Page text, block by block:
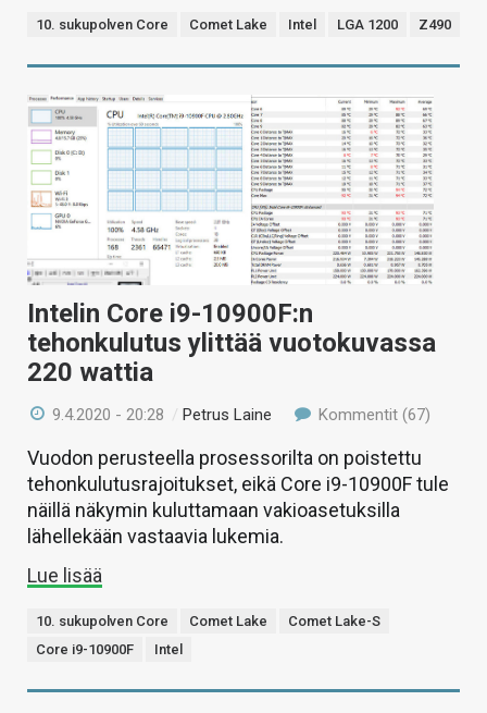
10. sukupolven Core Comet Lake Intel LGA 1200 Z490
Intelin Core i9-10900F:n
tehonkulutus ylittää vuotokuvassa
220 wattia
9.4.2020 - 20:28 /Petrus Laine Kommentit (67)
Vuodon perusteella prosessorilta on poistettu
tehonkulutusrajoitukset, eikä Core i9-10900F tule
näillä näkymin kuluttamaan vakioasetuksilla
lähellekään vastaavia lukemia.
Lue lisää
10. sukupolven Core Comet Lake
Comet Lake-S
Core i9-10900F
Intel